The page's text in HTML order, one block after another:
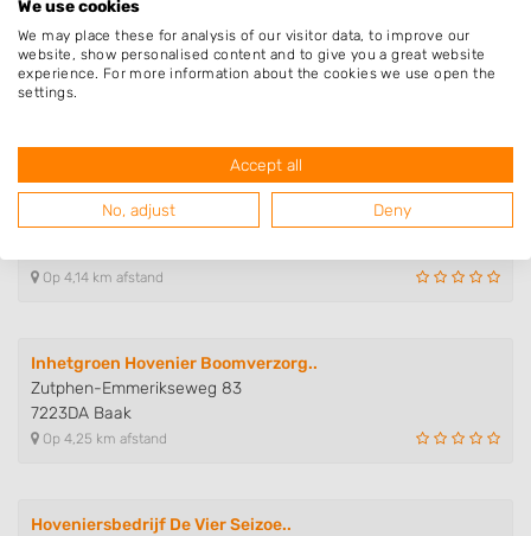
Elbrink Groen Hoveniers
Burgemeester Galleestr 5
7251EA Vorden
Hoveniersbedrijf Robert Peters
Weidemanweg 1
Op 4,14 km afstand
Inhetgroen Hovenier Boomverzorg..
Zutphen-Emmerikseweg 83
7223DA Baak
Op 4,25 km afstand
Hoveniersbedrijf De Vier Seizoe..
We use cookies
We may place these for analysis of our visitor data, to improve our
website, show personalised content and to give you a great website
experience. For more information about the cookies we use open the
settings.
Accept all
No, adjust Deny